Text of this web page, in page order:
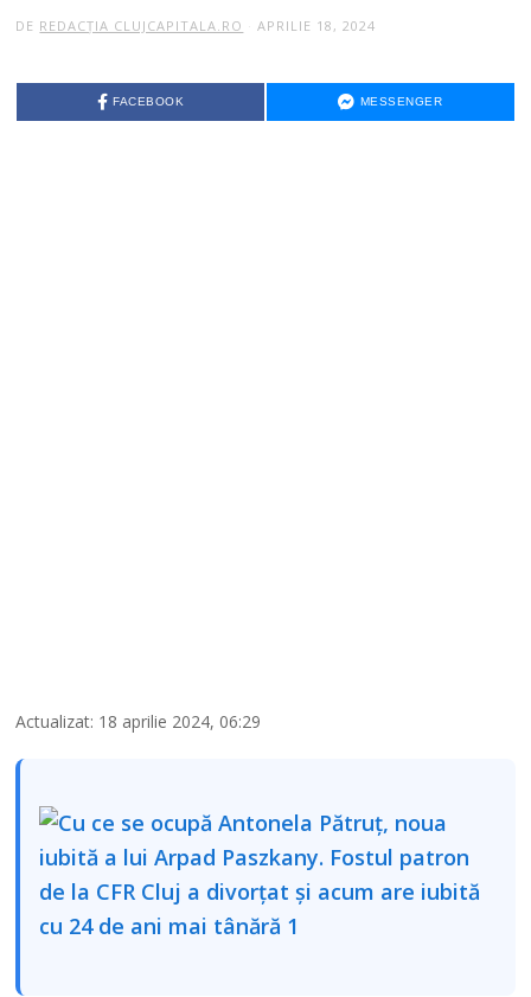
DE REDACȚIA CLUJCAPITALA.RO APRILIE 18, 2024
FACEBOOK MESSENGER
Actualizat: 18 aprilie 2024, 06:29